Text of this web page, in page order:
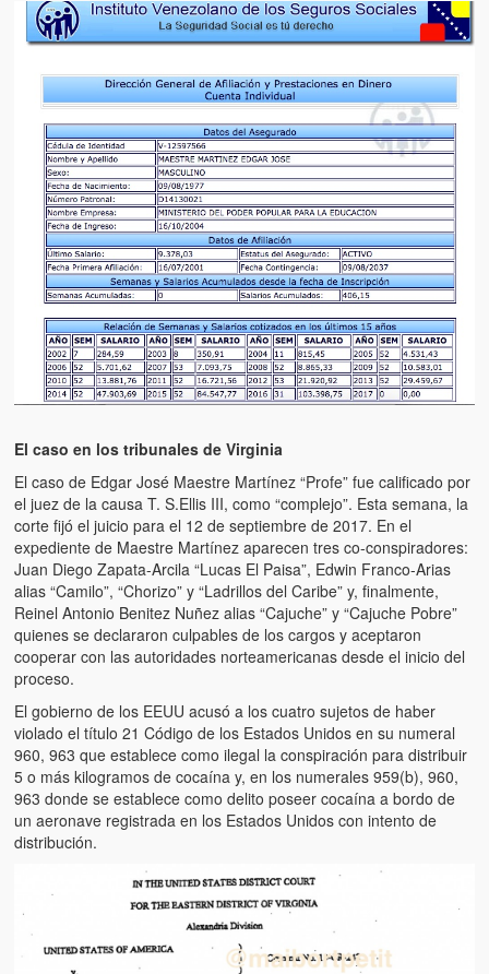
¡¡¡Miserable traidor, mira a tu pueblo!!! (Despicable traitor, look
Fotos
Versos
Cuentos
Videos
Chistes
El caso en los tribunales de Virginia
El caso de Edgar José Maestre Martínez “Profe” fue calificado por
el juez de la causa T. S.Ellis III, como “complejo”. Esta semana, la
corte fijó el juicio para el 12 de septiembre de 2017. En el
expediente de Maestre Martínez aparecen tres co-conspiradores:
Juan Diego Zapata-Arcila “Lucas El Paisa”, Edwin Franco-Arias
alias “Camilo”, “Chorizo” y “Ladrillos del Caribe” y, finalmente,
Reinel Antonio Benitez Nuñez alias “Cajuche” y “Cajuche Pobre”
quienes se declararon culpables de los cargos y aceptaron
cooperar con las autoridades norteamericanas desde el inicio del
proceso.
El gobierno de los EEUU acusó a los cuatro sujetos de haber
violado el título 21 Código de los Estados Unidos en su numeral
960, 963 que establece como ilegal la conspiración para distribuir
5 o más kilogramos de cocaína y, en los numerales 959(b), 960,
963 donde se establece como delito poseer cocaína a bordo de
un aeronave registrada en los Estados Unidos con intento de
distribución.